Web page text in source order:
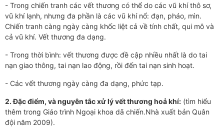
- Trong chiến tranh các vết thương có thể do các vũ khí thô sơ,
vũ khí lạnh, nhưng đa phần là các vũ khí nổ: đạn, pháo, mìn.
Chiến tranh càng ngày càng khốc liệt cả về tính chất, qui mô và
cả vũ khí. Vết thương đa dạng.
- Trong thời bình: vết thương được đề cập nhiều nhất là do tai
nạn giao thông, tai nạn lao động, rồi đến tai nạn sinh hoạt.
- Các vết thương ngày càng đa dạng, phức tạp.
2. Đặc điểm, và nguyên tắc xử lý vết thương hoả khí: (tìm hiểu
thêm trong Giáo trình Ngoại khoa dã chiến.Nhà xuất bản Quân
đội năm 2009).